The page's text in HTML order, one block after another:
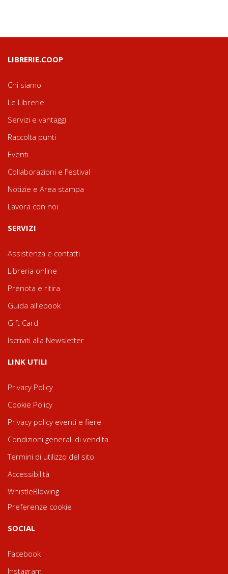
LIBRERIE.COOP
Chi siamo
Le Librerie
Servizi e vantaggi
Raccolta punti
Eventi
Collaborazioni e Festival
Notizie e Area stampa
Lavora con noi
SERVIZI
Assistenza e contatti
Libreria online
Prenota e ritira
Guida all'ebook
Gift Card
Iscriviti alla Newsletter
LINK UTILI
Privacy Policy
Cookie Policy
Privacy policy eventi e fiere
Condizioni generali di vendita
Termini di utilizzo del sito
Accessibilità
WhistleBlowing
Preferenze cookie
SOCIAL
Facebook
Instagram